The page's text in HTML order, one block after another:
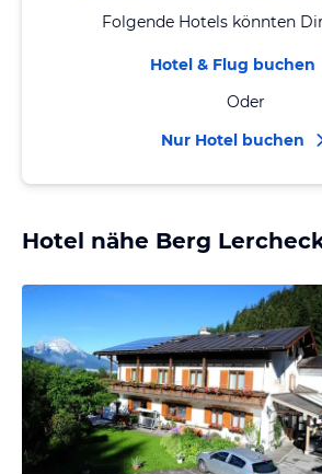
Folgende Hotels könnten
Hotel & Flug buchen
Oder
Nur Hotel buchen
Hotel nähe Berg